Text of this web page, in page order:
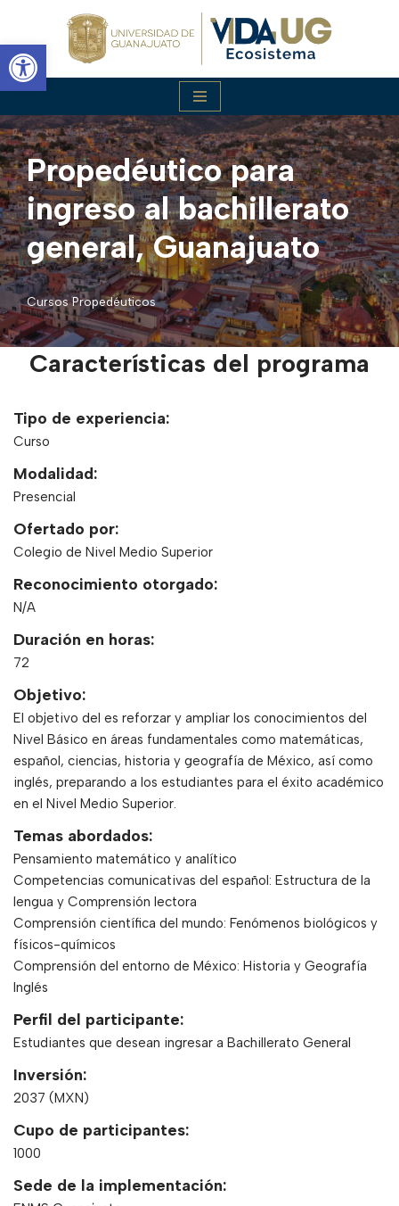
Abrir barra de herramientas
Saltar
al
contenido
Propedéutico para
ingreso al bachillerato
general, Guanajuato
Cursos Propedéuticos
Características del programa
Tipo de experiencia:
Curso
Modalidad:
Presencial
Ofertado por:
Colegio de Nivel Medio Superior
Reconocimiento otorgado:
N/A
Duración en horas:
72
Objetivo:
El objetivo del es reforzar y ampliar los conocimientos del
Nivel Básico en áreas fundamentales como matemáticas,
español, ciencias, historia y geografía de México, así como
inglés, preparando a los estudiantes para el éxito académico
en el Nivel Medio Superior.
Temas abordados:
Pensamiento matemático y analítico
Competencias comunicativas del español: Estructura de la
lengua y Comprensión lectora
Comprensión científica del mundo: Fenómenos biológicos y
físicos-químicos
Comprensión del entorno de México: Historia y Geografía
Inglés
Perfil del participante:
Estudiantes que desean ingresar a Bachillerato General
Inversión:
2037 (MXN)
Cupo de participantes:
1000
Sede de la implementación: